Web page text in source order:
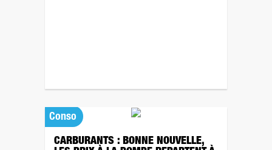
Conso
CARBURANTS : BONNE NOUVELLE,